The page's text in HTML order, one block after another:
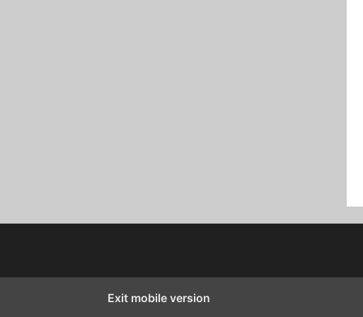
Exit mobile version